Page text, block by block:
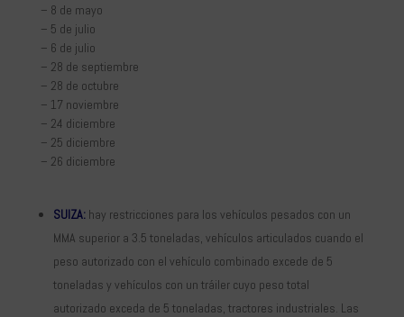
– 8 de mayo
– 5 de julio
– 6 de julio
– 28 de septiembre
– 28 de octubre
– 17 noviembre
– 24 diciembre
– 25 diciembre
– 26 diciembre
SUIZA: hay restricciones para los vehículos pesados con un
MMA superior a 3.5 toneladas, vehículos articulados cuando el
peso autorizado con el vehículo combinado excede de 5
toneladas y vehículos con un tráiler cuyo peso total
autorizado exceda de 5 toneladas, tractores industriales. Las